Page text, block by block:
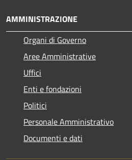
AMMINISTRAZIONE
Organi di Governo
Aree Amministrative
Uffici
Enti e fondazioni
Politici
Personale Amministrativo
Documenti e dati